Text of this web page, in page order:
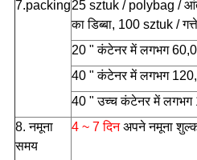
7.packing25 sztuk / polybag /
का डिब्बा, 100 sztuk / गत्ते
20 " कंटेनर में लगभग
40 " कंटेनर में लगभग
40 " उच्च कंटेनर में लगभग
8. नमूना
समय
4 ~ 7 दिनअपने नमूना शुल्क